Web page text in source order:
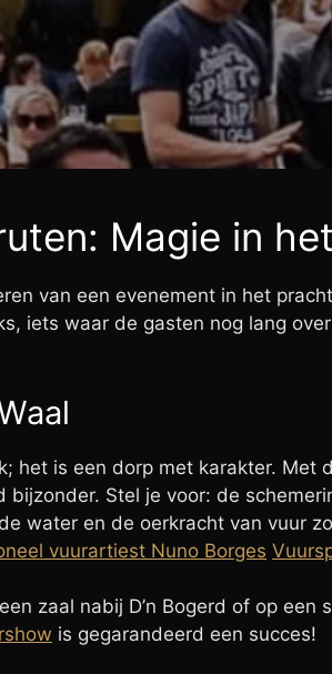
Magie in
van een evenement in het
iets waar de gasten nog lang
het is een dorp met karakter.
Stel je voor: de
water en de oerkracht van vuur
vuurartiest Nuno Borges
zaal nabij D’n Bogerd of op
is gegarandeerd een succes!